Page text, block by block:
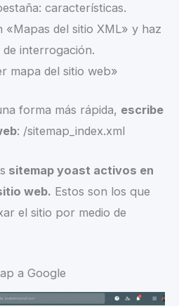
características.
«Mapas del sitio XML» y haz
interrogación.
mapa del sitio web»
forma más rápida, escribe
: /sitemap_index.xml
sitemap yoast activos en
web. Estos son los que
el sitio por medio de
a Google